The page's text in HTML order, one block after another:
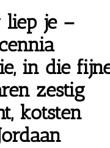
liep je –
in die
zestig
, kotsten